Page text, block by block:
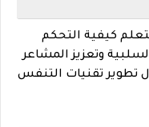
كيفية التحكم
وتعزيز المشاعر
تطوير تقنيات التنفس